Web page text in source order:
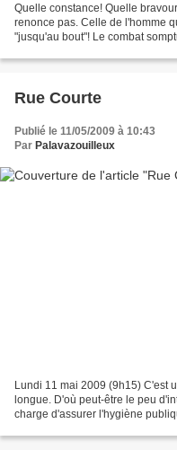
Quelle constance! Quelle
renonce pas. Celle de l'homme
"jusqu'au bout"! Le combat
Rue Courte
Publié le 11/05/2009 à 10:43
Par Palavazouilleux
Lundi 11 mai 2009 (9h15) C'est
longue. D'où peut-être le peu
charge d'assurer l'hygiène